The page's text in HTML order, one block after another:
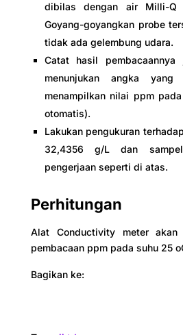
dibilas dengan air Milli-Q
Goyang-goyangkan probe
tidak ada gelembung udara.
Catat hasil
menunjukan angka
menampilkan nilai ppm
otomatis).
Lakukan pengukuran
32,4356 g/L dan
pengerjaan seperti di atas.
Perhitungan
Alat Conductivity meter akan
pembacaan ppm pada suhu 25
Bagikan ke: